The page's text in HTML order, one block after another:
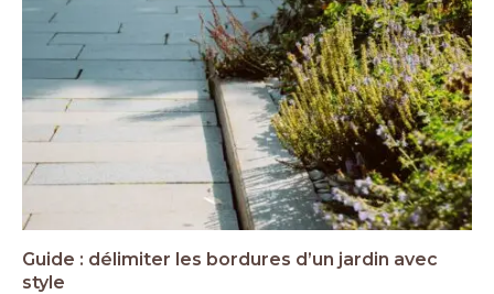
Guide : délimiter les bordures d’un jardin avec
style